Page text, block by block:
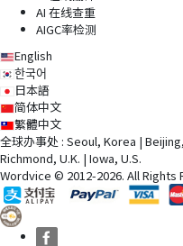
AI 在线查重
AIGC率检测
English
한국어
日本語
简体中文
繁體中文
全球办事处 : Seoul, Korea |
Richmond, U.K. | Iowa, U.S.
Wordvice © 2012-2026. All Rights